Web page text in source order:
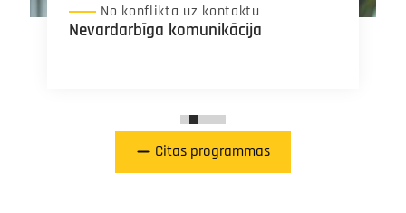
No konflikta uz kontaktu
Nevardarbīga komunikācija
Citas programmas